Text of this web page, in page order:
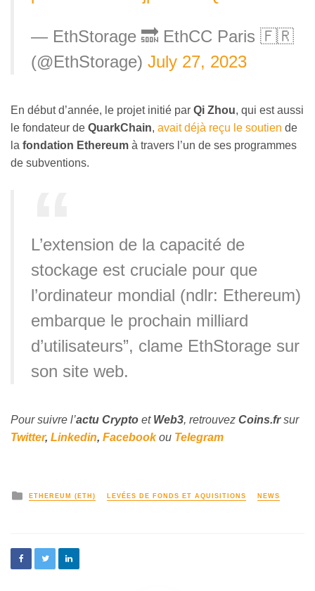
— EthStorage 🔜 EthCC Paris 🇫🇷
(@EthStorage) July 27, 2023
En début d’année, le projet initié par Qi Zhou, qui est aussi
le fondateur de QuarkChain, avait déjà reçu le soutien de
la fondation Ethereum à travers l’un de ses programmes
de subventions.
L’extension de la capacité de
stockage est cruciale pour que
l’ordinateur mondial (ndlr: Ethereum)
embarque le prochain milliard
d’utilisateurs”, clame EthStorage sur
son site web.
Pour suivre l’actu Crypto et Web3, retrouvez Coins.frsur
Twitter, Linkedin, Facebookou Telegram
ETHEREUM (ETH) LEVÉES DE FONDS ET AQUISITIONS NEWS